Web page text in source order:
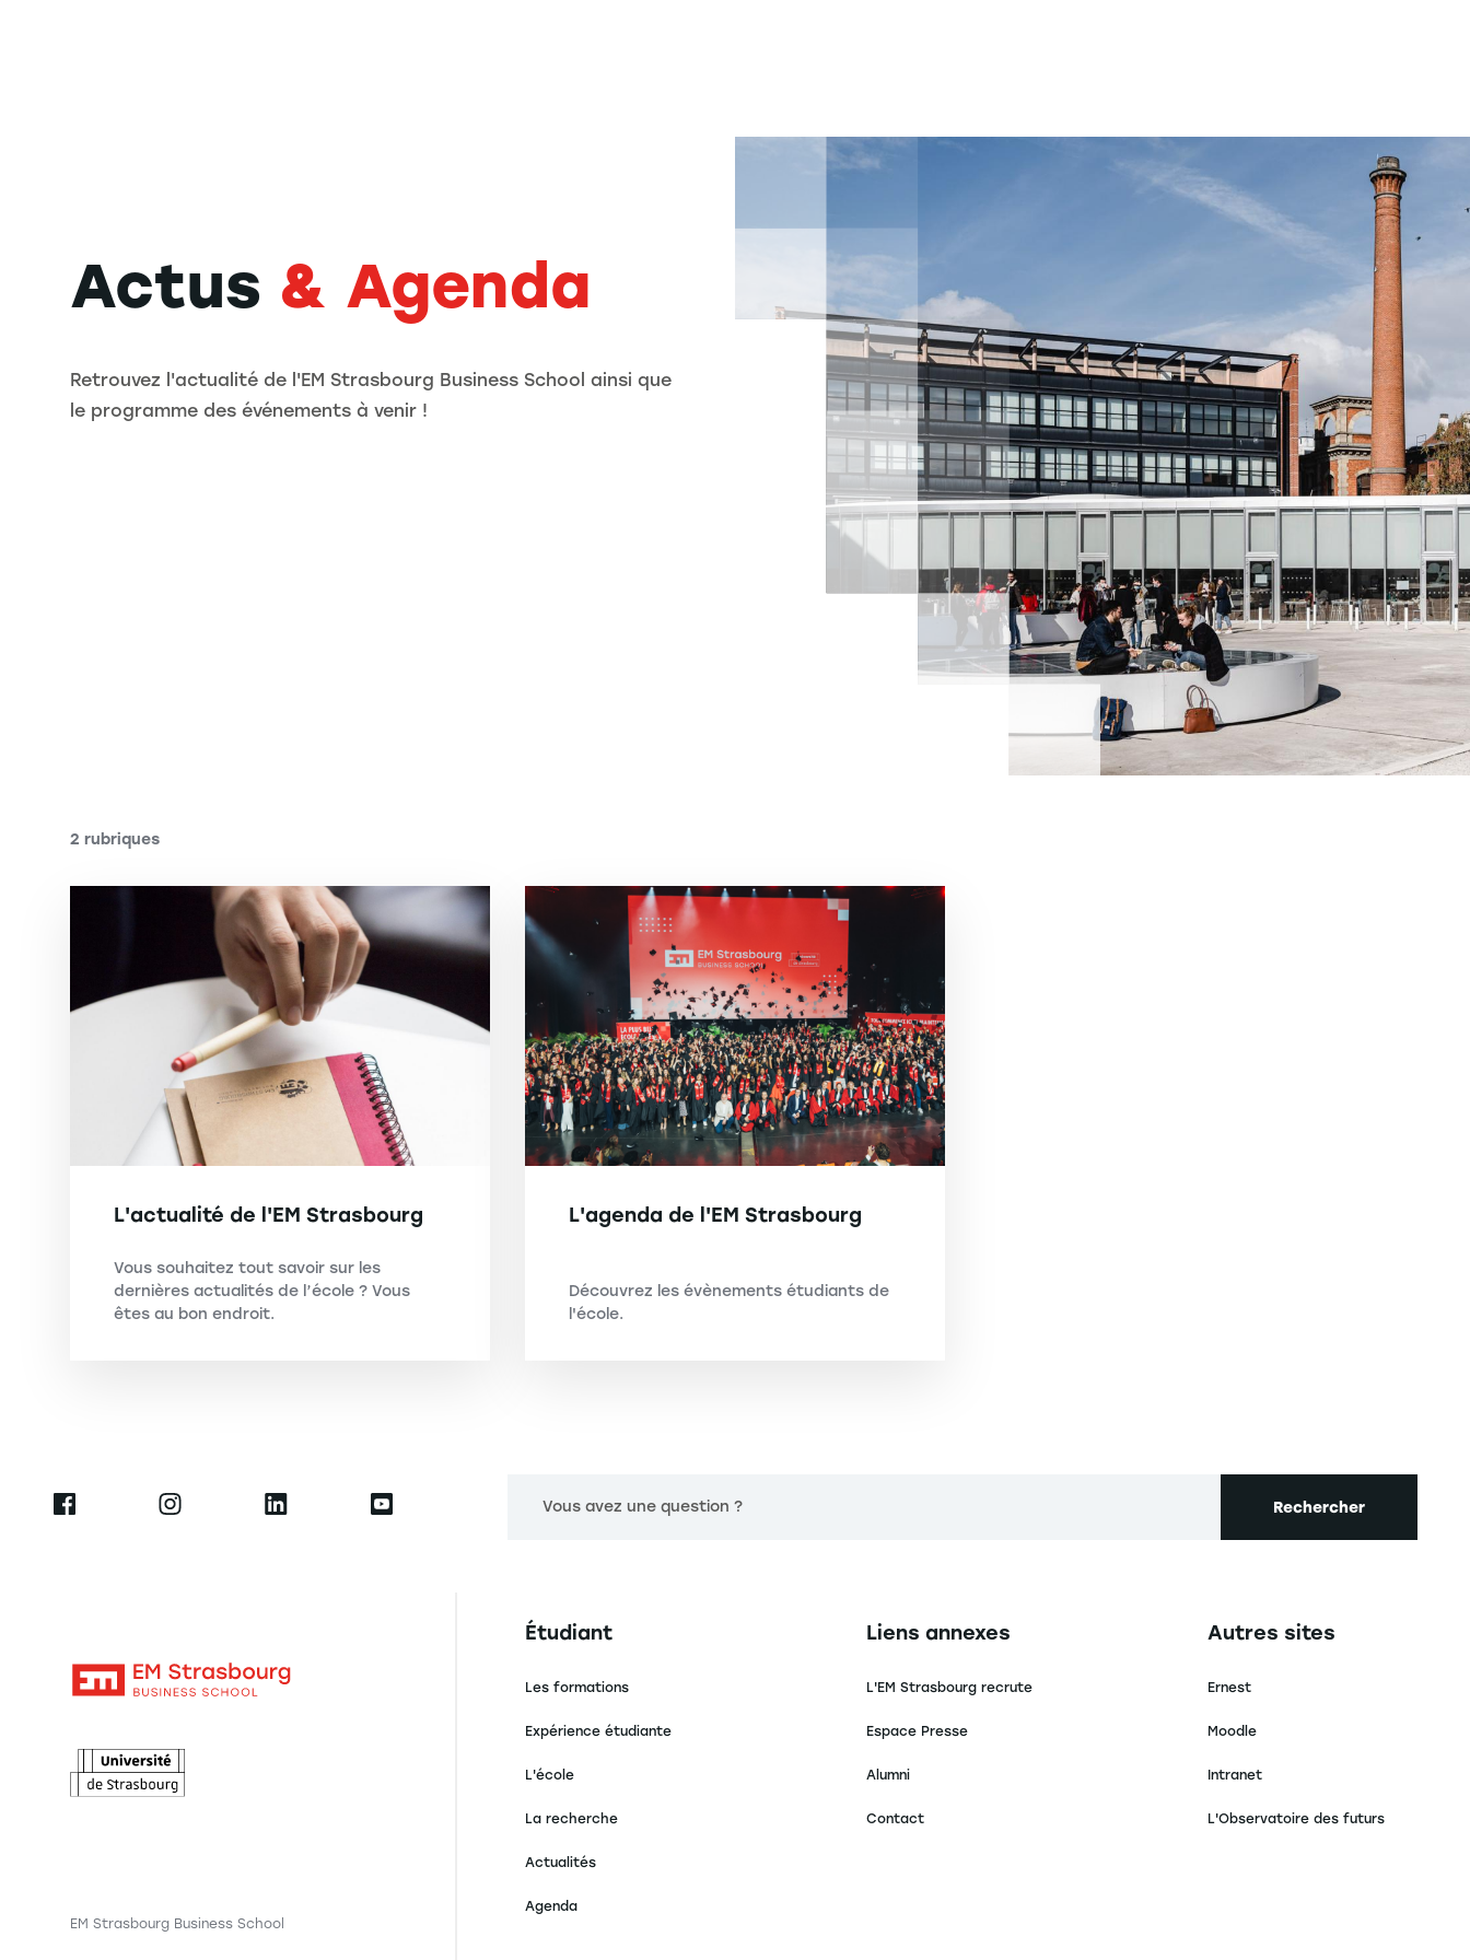
Actus & Agenda
Retrouvez l'actualité de l'EM Strasbourg Business School ainsi que
le programme des événements à venir !
2 rubriques
L'actualité de l'EM Strasbourg
Vous souhaitez tout savoir sur les
dernières actualités de l’école ? Vous
êtes au bon endroit.
L'agenda de l'EM Strasbourg
Découvrez les évènements étudiants de
l'école.
Vous avez une question ? Rechercher
EM Strasbourg Business School
Navigation principale footer
Étudiant
Les formations
Expérience étudiante
L'école
La recherche
Actualités
Agenda
Navigation secondaire footer
Liens annexes
L'EM Strasbourg recrute
Espace Presse
Alumni
Contact
Navigation tertiaire footer
Autres sites
Ernest
Moodle
Intranet
L'Observatoire des futurs